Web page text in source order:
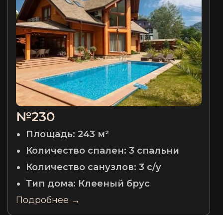
№230
Площадь: 243 м²
Количество спален: 3 спальни
Количество санузлов: 3 с/у
Тип дома: Клееный брус
Подробнее →